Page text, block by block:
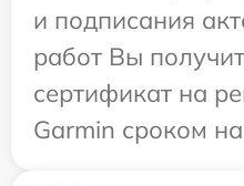
и подписания
работ Вы
сертификат на
Garmin сроком